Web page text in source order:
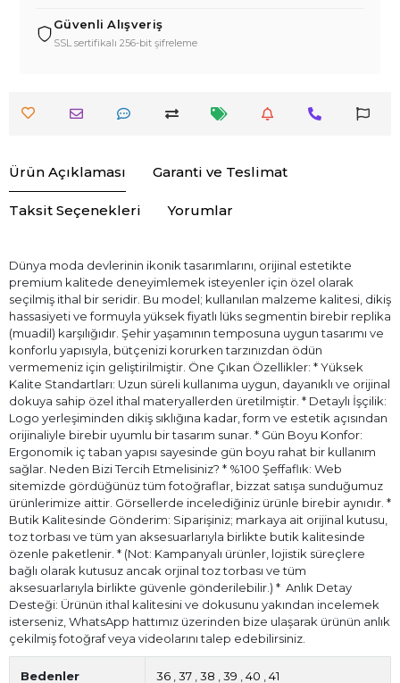
Güvenli Alışveriş
SSL sertifikalı 256-bit şifreleme
Ürün Açıklaması Garanti ve Teslimat
Taksit Seçenekleri Yorumlar
Dünya moda devlerinin ikonik tasarımlarını, orijinal estetikte
premium kalitede deneyimlemek isteyenler için özel olarak
seçilmiş ithal bir seridir. Bu model; kullanılan malzeme kalitesi, dikiş
hassasiyeti ve formuyla yüksek fiyatlı lüks segmentin birebir replika
(muadil) karşılığıdır. Şehir yaşamının temposuna uygun tasarımı ve
konforlu yapısıyla, bütçenizi korurken tarzınızdan ödün
vermemeniz için geliştirilmiştir. Öne Çıkan Özellikler: * Yüksek
Kalite Standartları: Uzun süreli kullanıma uygun, dayanıklı ve orijinal
dokuya sahip özel ithal materyallerden üretilmiştir. * Detaylı İşçilik:
Logo yerleşiminden dikiş sıklığına kadar, form ve estetik açısından
orijinaliyle birebir uyumlu bir tasarım sunar. * Gün Boyu Konfor:
Ergonomik iç taban yapısı sayesinde gün boyu rahat bir kullanım
sağlar. Neden Bizi Tercih Etmelisiniz? * %100 Şeffaflık: Web
sitemizde gördüğünüz tüm fotoğraflar, bizzat satışa sunduğumuz
ürünlerimize aittir. Görsellerde incelediğiniz ürünle birebir aynıdır. *
Butik Kalitesinde Gönderim: Siparişiniz; markaya ait orijinal kutusu,
toz torbası ve tüm yan aksesuarlarıyla birlikte butik kalitesinde
özenle paketlenir. * (Not: Kampanyalı ürünler, lojistik süreçlere
bağlı olarak kutusuz ancak orjinal toz torbası ve tüm
aksesuarlarıyla birlikte güvenle gönderilebilir.) * ⁠ Anlık Detay
Desteği: Ürünün ithal kalitesini ve dokusunu yakından incelemek
isterseniz, WhatsApp hattımız üzerinden bize ulaşarak ürünün anlık
çekilmiş fotoğraf veya videolarını talep edebilirsiniz.
Bedenler 36 37 38 39 40 41